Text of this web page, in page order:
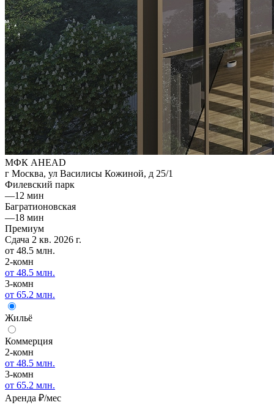
МФК AHEAD
г Москва, ул Василисы Кожиной, д 25/1
Филевский парк
—12 мин
Багратионовская
—18 мин
Премиум
Сдача 2 кв. 2026 г.
от 48.5 млн.
2-комн
от 48.5 млн.
3-комн
от 65.2 млн.
Жильё
Коммерция
2-комн
от 48.5 млн.
3-комн
от 65.2 млн.
Аренда ₽/мес